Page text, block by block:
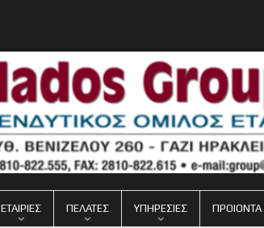
ΕΤΑΙΡΙΕΣ ΠΕΛΑΤΕΣ ΥΠΗΡΕΣΙΕΣ ΠΡΟΙΟΝΤΑ